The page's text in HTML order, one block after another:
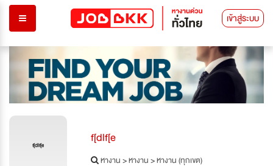
เข้าสู่ระบบ
f[dlf[e f[dlf[e
หางาน>หางาน>หางาน (ทุกเขต)